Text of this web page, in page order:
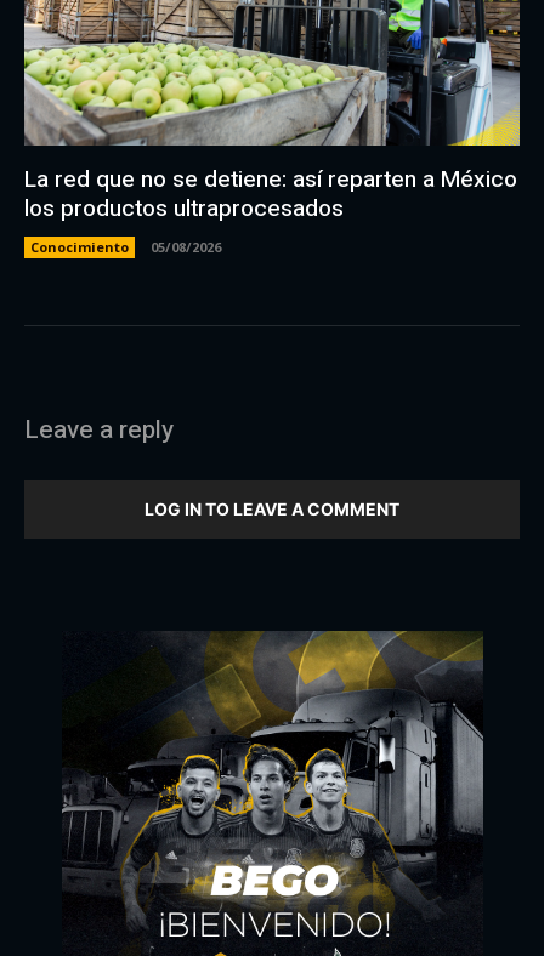
La red que no se detiene: así reparten a México
los productos ultraprocesados
Conocimiento 05/08/2026
Leave a reply
LOG IN TO LEAVE A COMMENT